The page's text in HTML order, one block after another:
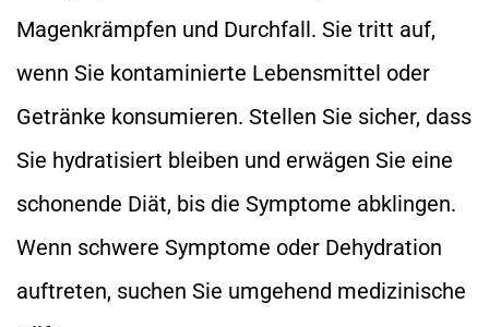
Magenkrämpfen und Durchfall. Sie tritt auf,
wenn Sie kontaminierte Lebensmittel oder
Getränke konsumieren. Stellen Sie sicher, dass
Sie hydratisiert bleiben und erwägen Sie eine
schonende Diät, bis die Symptome abklingen.
Wenn schwere Symptome oder Dehydration
auftreten, suchen Sie umgehend medizinische